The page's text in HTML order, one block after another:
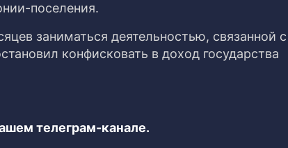
поселения.
заниматься деятельностью, связанной с
конфисковать в доход государства
телеграм-канале.